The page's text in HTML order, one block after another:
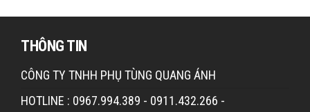
THÔNG TIN
CÔNG TY TNHH PHỤ TÙNG QUANG ÁNH
HOTLINE : 0967.994.389 - 0911.432.266 -